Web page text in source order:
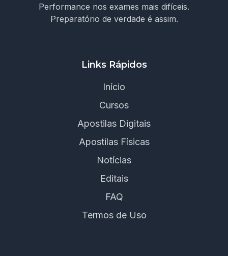
Performance nos exames mais difíceis.
Preparatório de verdade é assim.
Links Rápidos
Início
Cursos
Apostilas Digitais
Apostilas Físicas
Notícias
Editais
FAQ
Termos de Uso